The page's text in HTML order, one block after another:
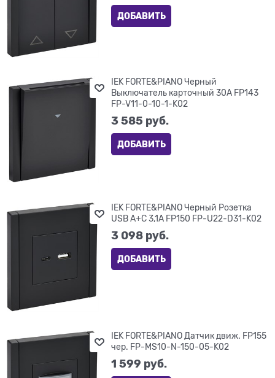
ДОБАВИТЬ
IEK FORTE&PIANO Черный
Выключатель карточный 30А FP143
FP-V11-0-10-1-K02
3 585 руб.
ДОБАВИТЬ
IEK FORTE&PIANO Черный Розетка
USB A+C 3,1А FP150 FP-U22-D31-K02
3 098 руб.
ДОБАВИТЬ
IEK FORTE&PIANO Датчик движ. FP155
чер. FP-MS10-N-150-05-K02
1 599 руб.